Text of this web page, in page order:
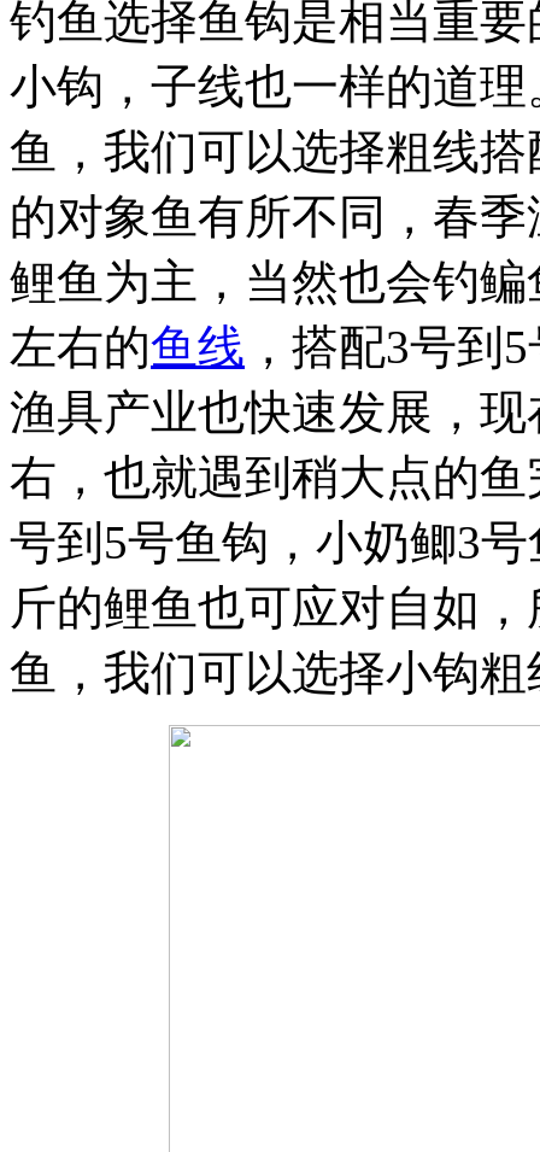
钓鱼选择鱼钩是相当重要
小钩，子线也一样的道
鱼，我们可以选择粗线
的对象鱼有所不同，春
鲤鱼为主，当然也会钓
左右的鱼线 ，搭配3号到
渔具产业也快速发展，
右，也就遇到稍大点的
号到5号鱼钩，小奶鲫3
斤的鲤鱼也可应对自如
鱼，我们可以选择小钩